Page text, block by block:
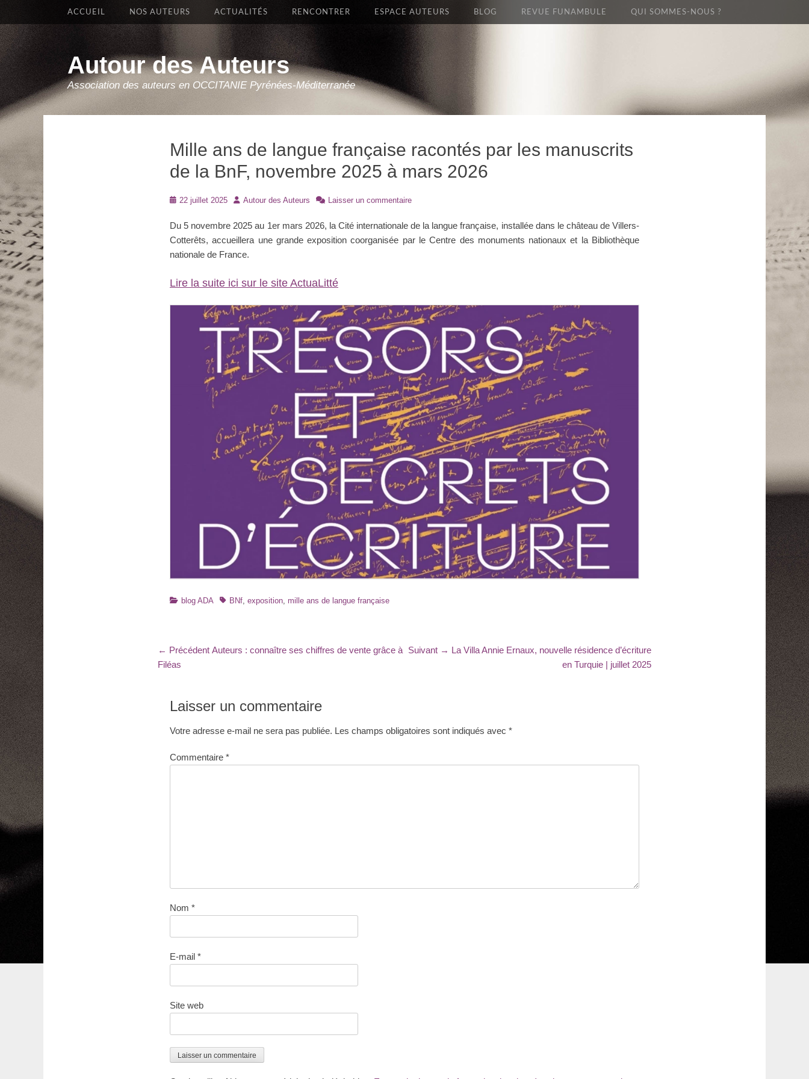
Autour des Auteurs
Association des auteurs en OCCITANIE Pyrénées-Méditerranée
Premier Menu
Aller
ACCUEIL NOS AUTEURS ACTUALITÉS RENCONTRER ESPACE AUTEURS BLOG REVUE FUNAMBULE QUI SOMMES-NOUS ?
Mille ans de langue française racontés par les manuscrits
de la BnF, novembre 2025 à mars 2026
Posté22 juillet 2025 Auteur
Autour des Auteurs Laisser un commentaire
Du 5 novembre 2025 au 1er mars 2026, la Cité internationale de la langue française, installée dans le château de Villers-
Cotterêts, accueillera une grande exposition coorganisée par le Centre des monuments nationaux et la Bibliothèque
nationale de France.
Lire la suite ici sur le site ActuaLitté
Catégories
blog ADA TagsBNf, exposition, mille ans de langue française
Navigation
de
← Précédent Article
Auteurs : connaître ses chiffres de vente grâce à
Filéas
Suivant → Article
La Villa Annie Ernaux, nouvelle résidence d’écriture
en Turquie | juillet 2025
Laisser un commentaire
Votre adresse e-mail ne sera pas publiée. Les champs obligatoires sont indiqués avec *
Commentaire *
Nom *
E-mail *
Site web